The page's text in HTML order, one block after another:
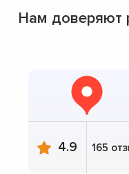
Нам доверяют
4.9 165